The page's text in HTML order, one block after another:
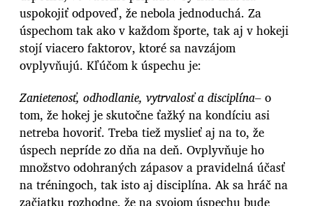
uspokojiť odpoveď, že nebola jednoduchá. Za
úspechom tak ako v každom športe, tak aj v hokeji
stojí viacero faktorov, ktoré sa navzájom
ovplyvňujú. Kľúčom k úspechu je:
Zanietenosť, odhodlanie, vytrvalosť a disciplína– o
tom, že hokej je skutočne ťažký na kondíciu asi
netreba hovoriť. Treba tiež myslieť aj na to, že
úspech nepríde zo dňa na deň. Ovplyvňuje ho
množstvo odohraných zápasov a pravidelná účasť
na tréningoch, tak isto aj disciplína. Ak sa hráč na